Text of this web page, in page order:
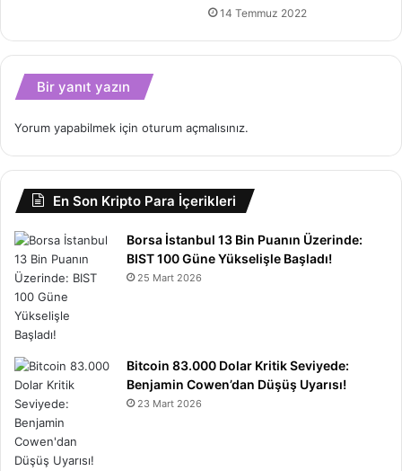
14 Temmuz 2022
Bir yanıt yazın
Yorum yapabilmek için oturum açmalısınız.
En Son Kripto Para İçerikleri
Borsa İstanbul 13 Bin Puanın Üzerinde:
BIST 100 Güne Yükselişle Başladı!
25 Mart 2026
Bitcoin 83.000 Dolar Kritik Seviyede:
Benjamin Cowen’dan Düşüş Uyarısı!
23 Mart 2026